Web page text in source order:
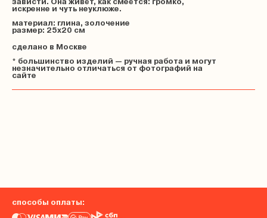
зависти. Она живёт, как смеётся: громко,
искренне и чуть неуклюже.
материал: глина, золочение
размер: 25х20 см
сделано в Москве
* большинство изделий — ручная работа и могут
незначительно отличаться от фотографий на
сайте
способы оплаты: